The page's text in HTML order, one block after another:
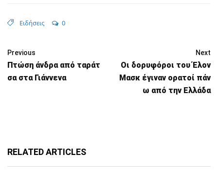
Ειδήσεις 0
Previous
Πτώση άνδρα από ταράτ
σα στα Γιάννενα
Next
Οι δορυφόροι του Έλον
Μασκ έγιναν ορατοί πάν
ω από την Ελλάδα
RELATED ARTICLES